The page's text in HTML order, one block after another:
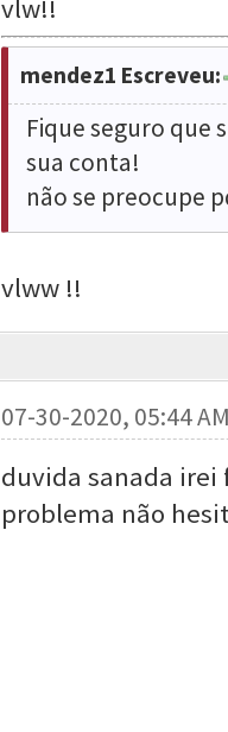
vlw!!
mendez1 Escreveu:
Fique seguro que
sua conta!
não se preocupe
vlww !!
07-30-2020, 05:44
duvida sanada
problema não